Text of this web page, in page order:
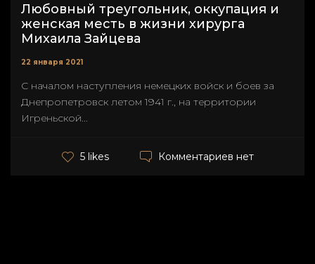
Любовный треугольник, оккупация и
женская месть в жизни хирурга
Михаила Зайцева
22 января 2021
С началом наступления немецких войск и боев за
Днепропетровск летом 1941 г., на территории
Игреньской...
5 likes Комментариев нет